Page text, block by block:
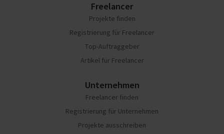
Freelancer
Projekte finden
Registrierung für Freelancer
Top-Auftraggeber
Artikel für Freelancer
Unternehmen
Freelancer finden
Registrierung für Unternehmen
Projekte ausschreiben